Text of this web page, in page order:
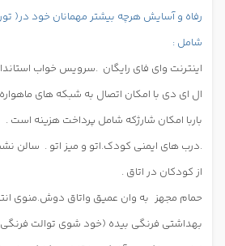
رفاه و آسایش هرچه بیشتر مهمانان خود در(
شامل :
اینترنت وای فای رایگان .سرویس خواب
ال ای دی با امکان اتصال به شبکه های ماهواره
باربا امکان شارژکه شامل پرداخت هزینه است .
.درب های ایمنی کودک.اتو و میز اتو . سالن
از کودکان در اتاق .
حمام مجهز به وان عمیق واتاق دوش.منوی
بهداشتی فرنگی بیده (خود شوی توالت